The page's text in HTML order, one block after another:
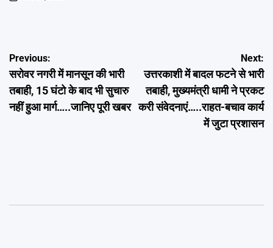
Post
navigation
Previous:
सरोवर नगरी में मानसून की भारी
तबाही, 15 घंटो के बाद भी सुचारु
नहीं हुआ मार्ग…..जानिए पूरी खबर
Next:
उत्तरकाशी में बादल फटने से भारी
तबाही, मुख्यमंत्री धामी ने प्रकट
करी संवेदनाएं…..राहत-बचाव कार्य
में जुटा प्रशासन